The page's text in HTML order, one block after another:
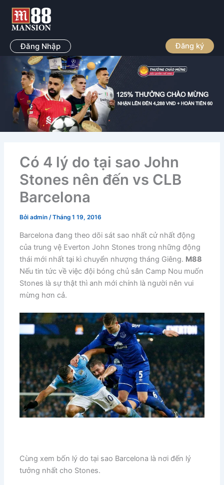
Nhảy
dung Đăng Nhập Đăng ký
Có 4 lý do tại sao John
Stones nên đến vs CLB
Barcelona
Bởiadmin/Tháng 1 19, 2016
Barcelona đang theo dõi sát sao nhất cử nhất động
của trung vệ Everton John Stones trong những động
thái mới nhất tại kì chuyển nhượng tháng Giêng. M88
Nếu tin tức về việc đội bóng chủ sân Camp Nou muốn
Stones là sự thật thì anh mới chính là người nên vui
mừng hơn cả.
Cùng xem bốn lý do tại sao Barcelona là nơi đến lý
tưởng nhất cho Stones.